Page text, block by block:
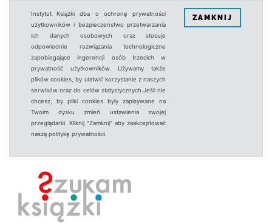
Instytut Książki dba o ochronę prywatności
użytkowników i bezpieczeństwo przetwarzania
ich danych osobowych oraz stosuje
odpowiednie rozwiązania technologiczne
zapobiegające ingerencji osób trzecich w
prywatność użytkowników. Używamy także
plików cookies, by ułatwić korzystanie z naszych
serwisów oraz do celów statystycznych.Jeśli nie
chcesz, by pliki cookies były zapisywane na
Twoim dysku zmień ustawienia swojej
przeglądarki. Kliknij "Zamknij" aby zaakceptować
naszą politykę prywatności.
ZAMKNIJ